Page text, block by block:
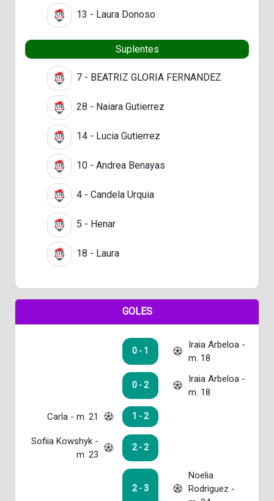
13 - Laura Donoso
Suplentes
7 - BEATRIZ GLORIA FERNANDEZ
28 - Naiara Gutierrez
14 - Lucia Gutierrez
10 - Andrea Benayas
4 - Candela Urquia
5 - Henar
18 - Laura
GOLES
0 - 1
Iraia Arbeloa -
m. 18
0 - 2
Iraia Arbeloa -
m. 18
Carla - m. 21 1 - 2
Sofiia Kowshyk -
m. 23
2 - 2
2 - 3
Noelia
Rodriguez -